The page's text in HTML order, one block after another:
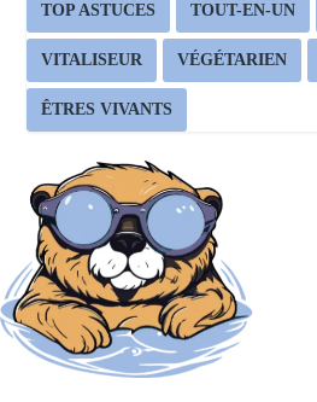
TOP ASTUCES TOUT-EN-UN
VITALISEUR VÉGÉTARIEN
ÊTRES VIVANTS